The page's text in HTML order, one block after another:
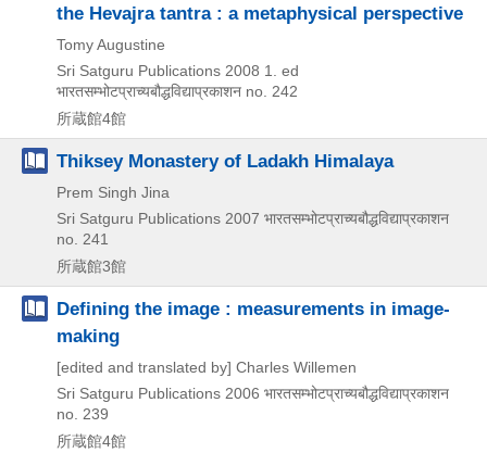
the Hevajra tantra : a metaphysical perspective
Tomy Augustine
Sri Satguru Publications 2008 1. ed
भारतसम्भोटप्राच्यबौद्धविद्याप्रकाशन no. 242
所蔵館4館
Thiksey Monastery of Ladakh Himalaya
Prem Singh Jina
Sri Satguru Publications 2007 भारतसम्भोटप्राच्यबौद्धविद्याप्रकाशन
no. 241
所蔵館3館
Defining the image : measurements in image-
making
[edited and translated by] Charles Willemen
Sri Satguru Publications 2006 भारतसम्भोटप्राच्यबौद्धविद्याप्रकाशन
no. 239
所蔵館4館